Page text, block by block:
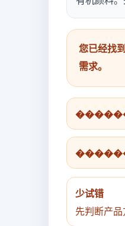
您已经找
需求。
������
������
少试错
先判断产品